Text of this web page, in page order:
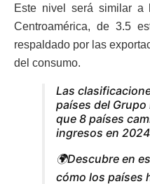
Este nivel será similar a
Centroamérica, de 3.5
respaldado por las
del consumo.
Las
países del
que 8 países
ingresos en
🌍Descubre en
cómo los países